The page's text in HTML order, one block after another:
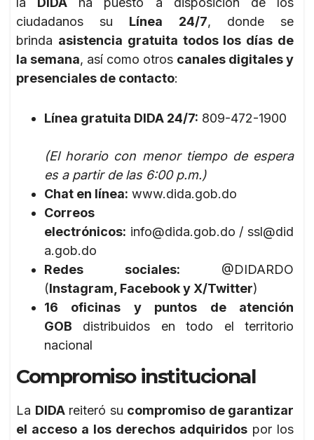
ciudadanos su Línea 24/7, donde se
brinda asistencia gratuita todos los días de
la semana, así como otros canales digitales y
presenciales de contacto:
Línea gratuita DIDA 24/7: 809-472-1900
(El horario con menor tiempo de espera
es a partir de las 6:00 p.m.)
Chat en línea: www.dida.gob.do
Correos
electrónicos: info@dida.gob.do /ssl@did
a.gob.do
Redes sociales: @DIDARDO
(Instagram, Facebook y X/Twitter)
16 oficinas y puntos de atención
GOB distribuidos en todo el territorio
nacional
Compromiso institucional
La DIDAreiteró su compromiso de garantizar
el acceso a los derechos adquiridos por los